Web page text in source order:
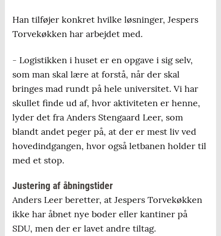
Han tilføjer konkret hvilke løsninger, Jespers
Torvekøkken har arbejdet med.
- Logistikken i huset er en opgave i sig selv,
som man skal lære at forstå, når der skal
bringes mad rundt på hele universitet. Vi har
skullet finde ud af, hvor aktiviteten er henne,
lyder det fra Anders Stengaard Leer, som
blandt andet peger på, at der er mest liv ved
hovedindgangen, hvor også letbanen holder til
med et stop.
Justering af åbningstider
Anders Leer beretter, at Jespers Torvekøkken
ikke har åbnet nye boder eller kantiner på
SDU, men der er lavet andre tiltag.